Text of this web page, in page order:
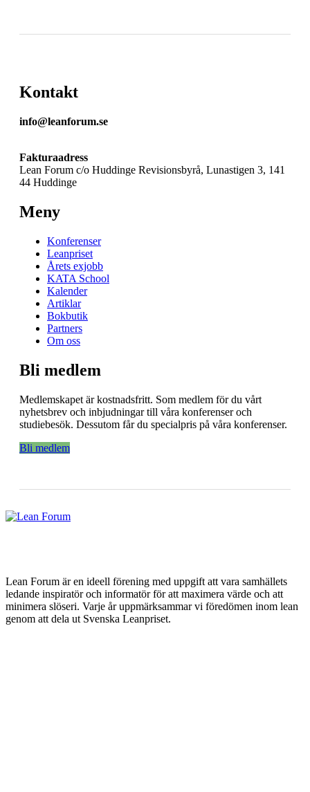
Kontakt
info@leanforum.se
Fakturaadress
Lean Forum c/o Huddinge Revisionsbyrå, Lunastigen 3, 141
44 Huddinge
Meny
Konferenser
Leanpriset
Årets exjobb
KATA School
Kalender
Artiklar
Bokbutik
Partners
Om oss
Bli medlem
Medlemskapet är kostnadsfritt. Som medlem för du vårt
nyhetsbrev och inbjudningar till våra konferenser och
studiebesök. Dessutom får du specialpris på våra konferenser.
Bli medlem
Lean Forum är en ideell förening med uppgift att vara samhällets
ledande inspiratör och informatör för att maximera värde och att
minimera slöseri. Varje år uppmärksammar vi föredömen inom lean
genom att dela ut Svenska Leanpriset.